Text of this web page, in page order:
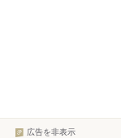
広告を非表示